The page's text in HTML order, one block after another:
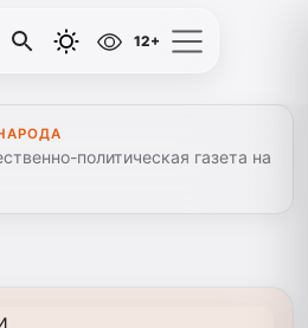
12+
политическая газета на